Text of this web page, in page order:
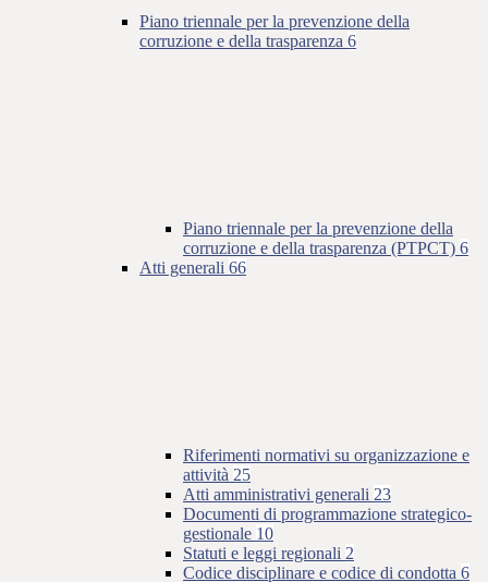
Piano triennale per la prevenzione della
corruzione e della trasparenza 6
Piano triennale per la prevenzione della
corruzione e della trasparenza (PTPCT) 6
Atti generali 66
Riferimenti normativi su organizzazione e
attività 25
Atti amministrativi generali 23
Documenti di programmazione strategico-
gestionale 10
Statuti e leggi regionali 2
Codice disciplinare e codice di condotta 6